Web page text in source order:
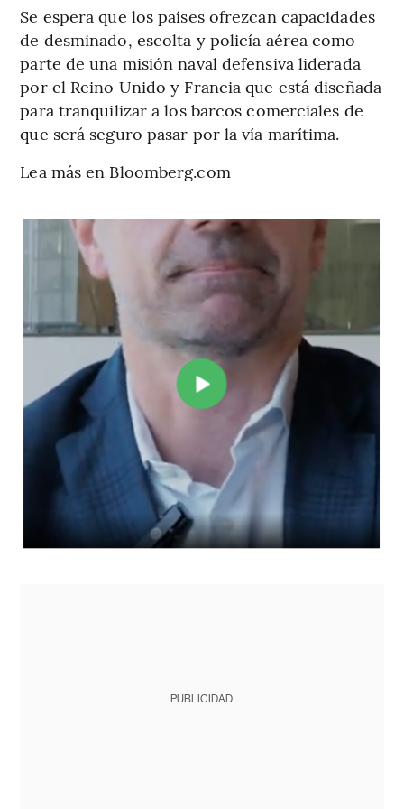
Se espera que los países ofrezcan capacidades
de desminado, escolta y policía aérea como
parte de una misión naval defensiva liderada
por el Reino Unido y Francia que está diseñada
para tranquilizar a los barcos comerciales de
que será seguro pasar por la vía marítima.
Lea más en Bloomberg.com
PUBLICIDAD